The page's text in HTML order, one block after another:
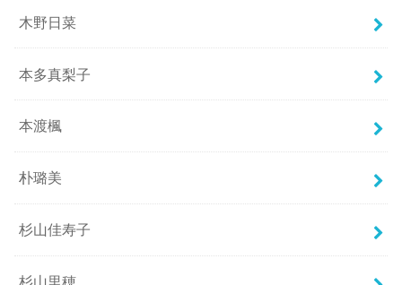
木野日菜
本多真梨子
本渡楓
朴璐美
杉山佳寿子
杉山里穂